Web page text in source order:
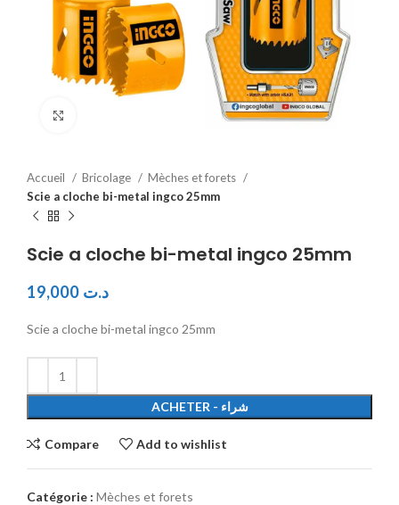
Accueil Bricolage
Mèches et forets
Scie a cloche bi-metal ingco 25mm
Scie a cloche bi-metal ingco 25mm
د.ت
Scie a cloche bi-metal ingco 25mm
ACHETER - شراء
Compare Add to wishlist
Catégorie : Mèches et forets